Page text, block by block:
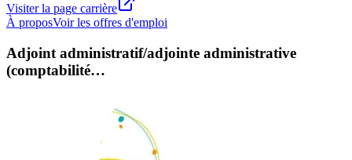
Visiter la page carrière
À proposVoir les offres d'emploi
Adjoint administratif/adjointe administrative
(comptabilité…